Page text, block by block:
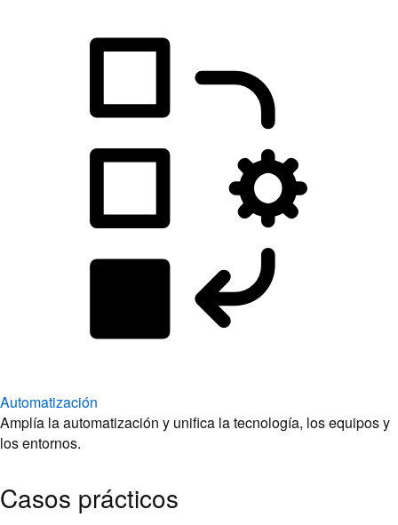
Automatización
Amplía la automatización y unifica la tecnología, los equipos y
los entornos.
Casos prácticos